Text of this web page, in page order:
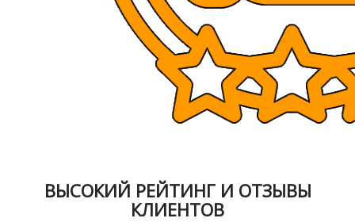
ВЫСОКИЙ РЕЙТИНГ И ОТЗЫВЫ
КЛИЕНТОВ